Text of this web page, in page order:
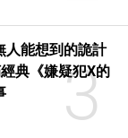
3
人能想到的詭計
典《嫌疑犯X的